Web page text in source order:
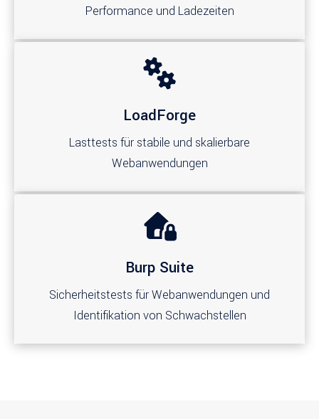
Performance und Ladezeiten
LoadForge
Lasttests für stabile und skalierbare
Webanwendungen
Burp Suite
Sicherheitstests für Webanwendungen und
Identifikation von Schwachstellen